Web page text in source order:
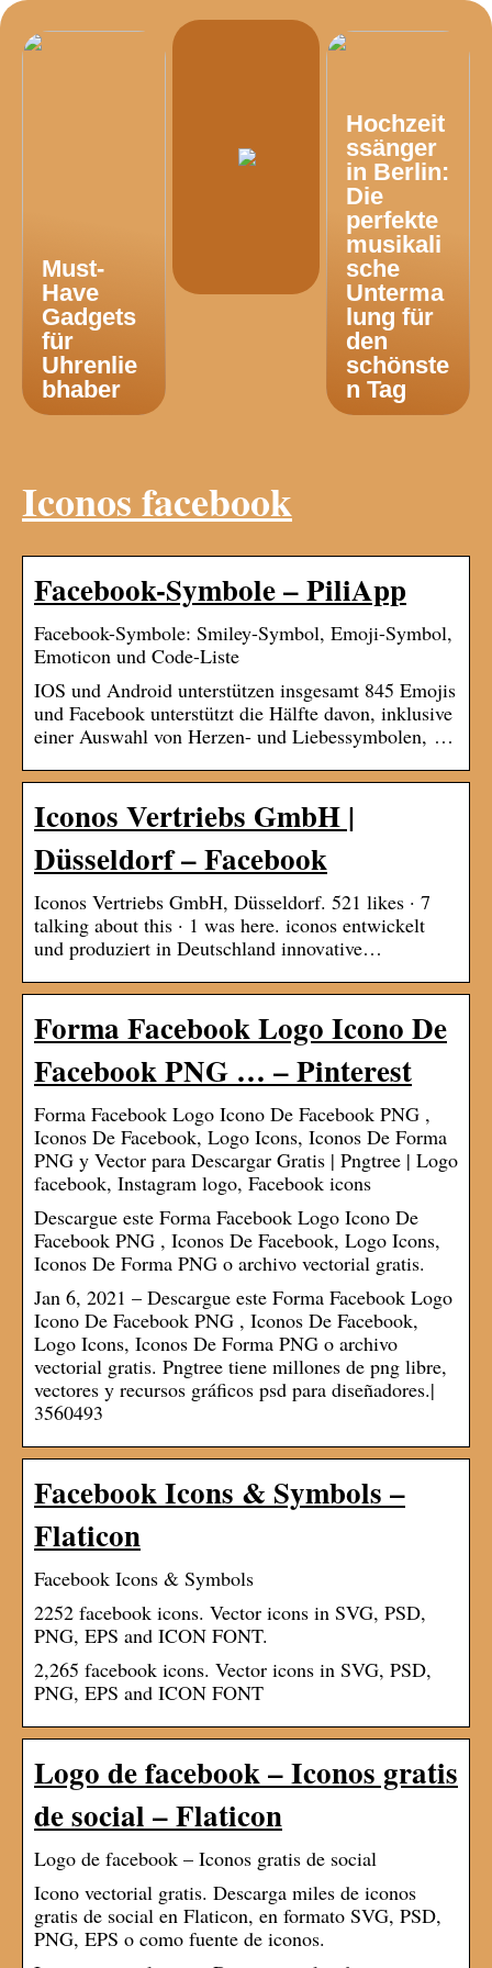
Must-
Have
Gadgets
für
Uhrenlie
bhaber
Hochzeit
ssänger
in Berlin:
Die
perfekte
musikali
sche
Unterma
lung für
den
schönste
n Tag
Iconos facebook
Facebook-Symbole – PiliApp
Facebook-Symbole: Smiley-Symbol, Emoji-Symbol,
Emoticon und Code-Liste
IOS und Android unterstützen insgesamt 845 Emojis
und Facebook unterstützt die Hälfte davon, inklusive
einer Auswahl von Herzen- und Liebessymbolen, …
Iconos Vertriebs GmbH |
Düsseldorf – Facebook
Iconos Vertriebs GmbH, Düsseldorf. 521 likes · 7
talking about this · 1 was here. iconos entwickelt
und produziert in Deutschland innovative…
Forma Facebook Logo Icono De
Facebook PNG … – Pinterest
Forma Facebook Logo Icono De Facebook PNG ,
Iconos De Facebook, Logo Icons, Iconos De Forma
PNG y Vector para Descargar Gratis | Pngtree | Logo
facebook, Instagram logo, Facebook icons
Descargue este Forma Facebook Logo Icono De
Facebook PNG , Iconos De Facebook, Logo Icons,
Iconos De Forma PNG o archivo vectorial gratis.
Jan 6, 2021 – Descargue este Forma Facebook Logo
Icono De Facebook PNG , Iconos De Facebook,
Logo Icons, Iconos De Forma PNG o archivo
vectorial gratis. Pngtree tiene millones de png libre,
vectores y recursos gráficos psd para diseñadores.|
3560493
Facebook Icons & Symbols –
Flaticon
Facebook Icons & Symbols
2252 facebook icons. Vector icons in SVG, PSD,
PNG, EPS and ICON FONT.
2,265 facebook icons. Vector icons in SVG, PSD,
PNG, EPS and ICON FONT
Logo de facebook – Iconos gratis
de social – Flaticon
Logo de facebook – Iconos gratis de social
Icono vectorial gratis. Descarga miles de iconos
gratis de social en Flaticon, en formato SVG, PSD,
PNG, EPS o como fuente de iconos.